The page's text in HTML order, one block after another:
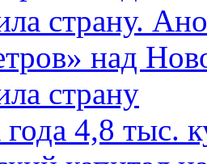
страну.
над
страну
4,8 тыс.